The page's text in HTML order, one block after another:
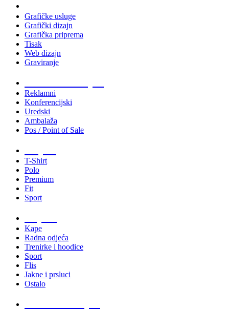
Grafičke usluge
Grafički dizajn
Grafička priprema
Tisak
Web dizajn
Graviranje
Reklamni
Konferencijski
Uredski
Ambalaža
Pos / Point of Sale
T-Shirt
Polo
Premium
Fit
Sport
Kape
Radna odjeća
Trenirke i hoodice
Sport
Flis
Jakne i prsluci
Ostalo